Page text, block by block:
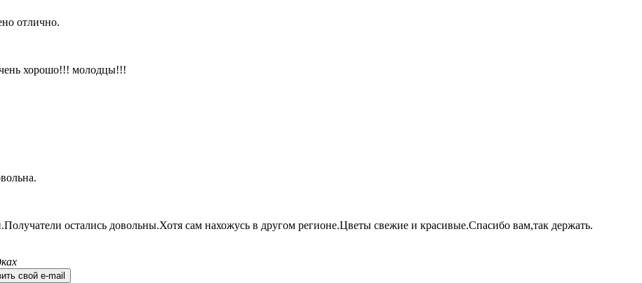
отлично.
хорошо!!! молодцы!!!
остались довольны.Хотя сам нахожусь в другом регионе.Цветы свежие и красивые.Спасибо вам,так держать.
свой e-mail